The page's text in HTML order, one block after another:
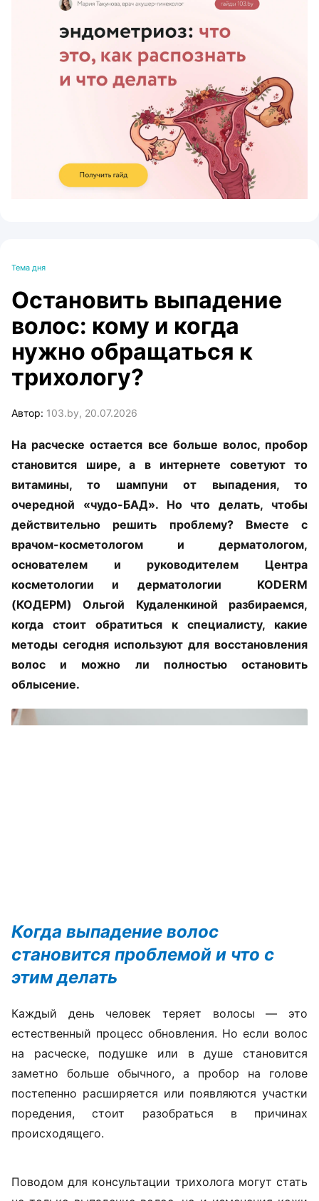
ЭФФЕКТИВНАЯ РЕКЛАМА НА САЙТЕ
Тема дня
Остановить выпадение
волос: кому и когда
нужно обращаться к
трихологу?
Автор: 103.by, 20.07.2026
На расческе остается все больше волос, пробор
становится шире, а в интернете советуют то
витамины, то шампуни от выпадения, то
очередной «чудо-БАД». Но что делать, чтобы
действительно решить проблему? Вместе с
врачом-косметологом и дерматологом,
основателем и руководителем Центра
косметологии и дерматологии KODERM
(КОДЕРМ) Ольгой Кудаленкиной разбираемся,
когда стоит обратиться к специалисту, какие
методы сегодня используют для восстановления
волос и можно ли полностью остановить
облысение.
Когда выпадение волос
становится проблемой и что с
этим делать
Каждый день человек теряет волосы — это
естественный процесс обновления. Но если волос
на расческе, подушке или в душе становится
заметно больше обычного, а пробор на голове
постепенно расширяется или появляются участки
поредения, стоит разобраться в причинах
происходящего.